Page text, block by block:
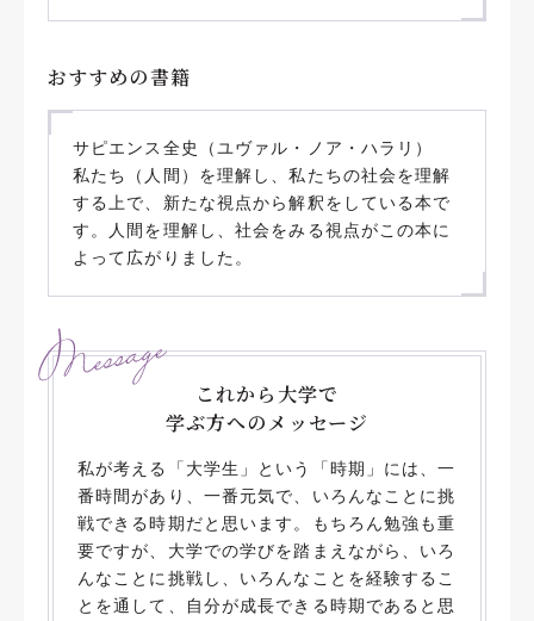
おすすめの書籍
サピエンス全史（ユヴァル・ノア・ハラリ）
私たち（人間）を理解し、私たちの社会を理解
する上で、新たな視点から解釈をしている本で
す。人間を理解し、社会をみる視点がこの本に
よって広がりました。
これから大学で
学ぶ方へのメッセージ
私が考える「大学生」という「時期」には、一
番時間があり、一番元気で、いろんなことに挑
戦できる時期だと思います。もちろん勉強も重
要ですが、大学での学びを踏まえながら、いろ
んなことに挑戦し、いろんなことを経験するこ
とを通して、自分が成長できる時期であると思